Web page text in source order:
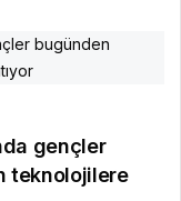
gençler
teknolojilere